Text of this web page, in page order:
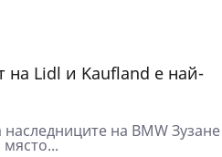
на Lidl и Kaufland е най-
на BMW Зузане